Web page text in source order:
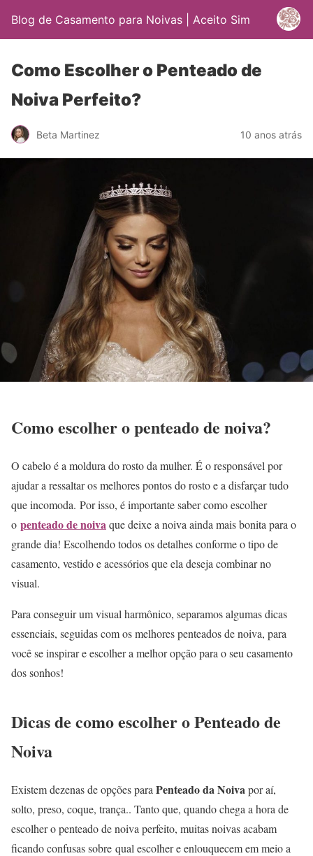
Blog de Casamento para Noivas | Aceito Sim
Como Escolher o Penteado de
Noiva Perfeito?
Beta Martinez 10 anos atrás
Como escolher o penteado de noiva?
O cabelo é a moldura do rosto da mulher. É o responsável por
ajudar a ressaltar os melhores pontos do rosto e a disfarçar tudo
que incomoda. Por isso, é importante saber como escolher
o penteado de noivaque deixe a noiva ainda mais bonita para o
grande dia! Escolhendo todos os detalhes conforme o tipo de
casamento, vestido e acessórios que ela deseja combinar no
visual.
Para conseguir um visual harmônico, separamos algumas dicas
essenciais, seguidas com os melhores penteados de noiva, para
você se inspirar e escolher a melhor opção para o seu casamento
dos sonhos!
Dicas de como escolher o Penteado de
Noiva
Existem dezenas de opções para Penteado da Noiva por aí,
solto, preso, coque, trança.. Tanto que, quando chega a hora de
escolher o penteado de noiva perfeito, muitas noivas acabam
ficando confusas sobre qual escolher e enlouquecem em meio a